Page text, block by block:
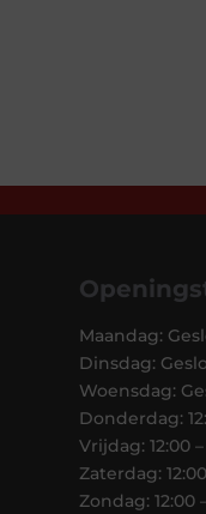
Maandag:
Dinsdag:
Woensdag:
Donderdag:
Vrijdag: 12:00 –
Zaterdag:
Zondag: 12:00